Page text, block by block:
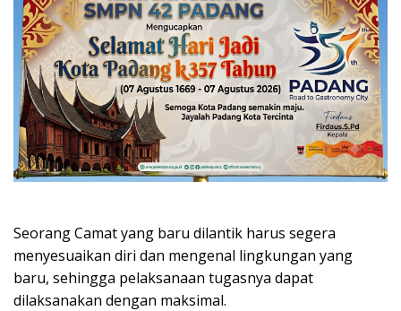
Seorang Camat yang baru dilantik harus segera
menyesuaikan diri dan mengenal lingkungan yang
baru, sehingga pelaksanaan tugasnya dapat
dilaksanakan dengan maksimal.